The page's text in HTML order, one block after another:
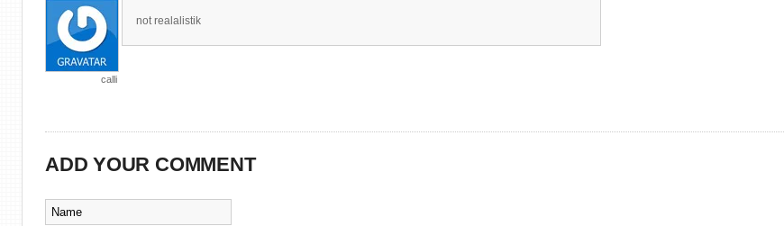
calli
not realalistik
ADD YOUR COMMENT